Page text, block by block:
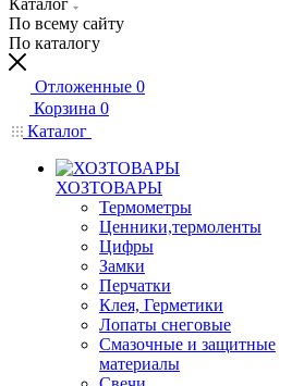
Каталог
По всему сайту
По каталогу
Отложенные 0
Корзина 0
Каталог
ХОЗТОВАРЫ
Термометры
Ценники,термоленты
Цифры
Замки
Перчатки
Клея, Герметики
Лопаты снеговые
Смазочные и защитные
материалы